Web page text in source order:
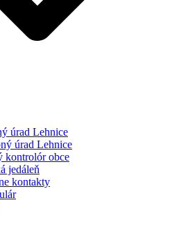
úrad Lehnice
úrad Lehnice
kontrolór obce
jedáleň
kontakty